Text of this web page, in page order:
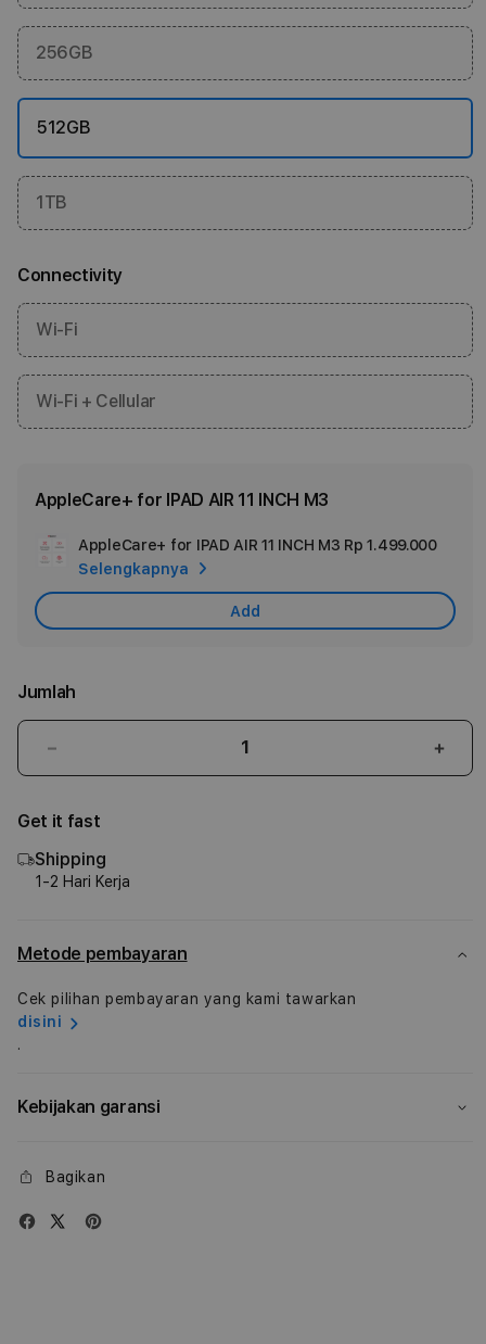
256GB
512GB
1TB
Connectivity
Wi-Fi
Wi-Fi + Cellular
AppleCare+ for IPAD AIR 11 INCH M3
AppleCare+ for IPAD AIR 11 INCH M3 Rp 1.499.000
Selengkapnya
Care
Add
Jumlah
Kurangi
jumlah
11-
inch
iPad
Air
Get it fast
Shipping
1-2 Hari Kerja
Metode pembayaran
Cek pilihan pembayaran yang kami tawarkan
disini
.
Kebijakan garansi
Bagikan